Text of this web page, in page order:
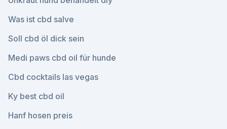
Was ist cbd salve
Soll cbd öl dick sein
Medi paws cbd oil für hunde
Cbd cocktails las vegas
Ky best cbd oil
Hanf hosen preis